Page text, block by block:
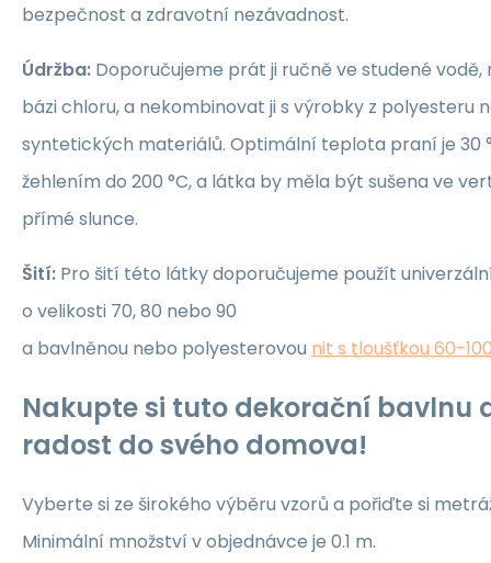
bezpečnost a zdravotní nezávadnost.
Údržba: Doporučujeme prát ji ručně ve studené
bázi chloru, a nekombinovat ji s výrobky z polyesteru
syntetických materiálů. Optimální teplota praní je 30
žehlením do 200 °C, a látka by měla být sušena ve
přímé slunce.
Šití: Pro šití této látky doporučujeme použít
o velikosti 70, 80 nebo 90
a bavlněnou nebo polyesterovou nit s tloušťkou 60-
Nakupte si tuto dekorační bavlnu
radost do svého domova!
Vyberte si ze širokého výběru vzorů a pořiďte si
Minimální množství v objednávce je 0.1 m.